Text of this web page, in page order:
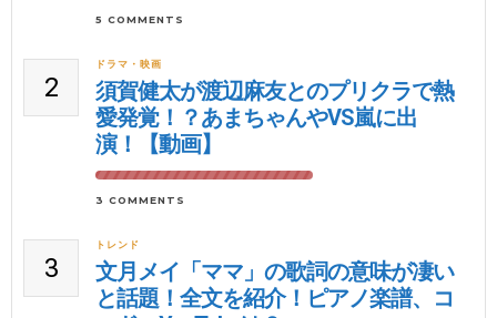
5 COMMENTS
2
ドラマ・映画
須賀健太が渡辺麻友とのプリクラで熱
愛発覚！？あまちゃんやVS嵐に出
演！【動画】
3 COMMENTS
3
トレンド
文月メイ「ママ」の歌詞の意味が凄い
と話題！全文を紹介！ピアノ楽譜、コ